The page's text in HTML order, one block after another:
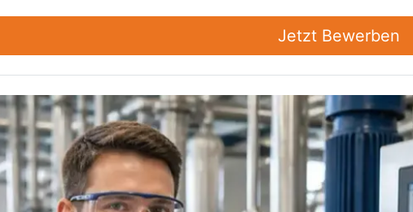
Jetzt Bewerben